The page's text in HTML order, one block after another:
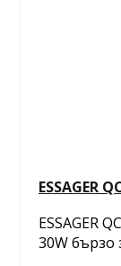
ESSAGER
ESSAGER
30W бързо